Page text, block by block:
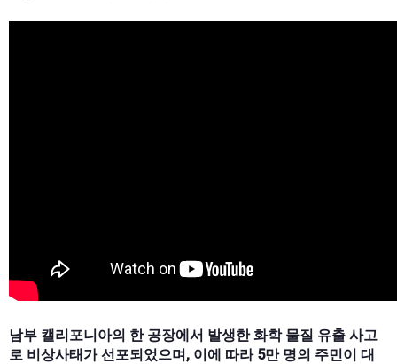
남부 캘리포니아의 한 공장에서 발생한 화학 물질 유출 사고
로 비상사태가 선포되었으며, 이에 따라 5만 명의 주민이 대